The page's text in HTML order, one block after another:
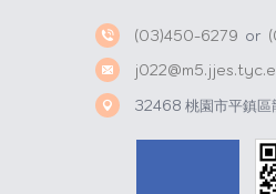
(03)450-6279 or
32468 桃園市平鎮區